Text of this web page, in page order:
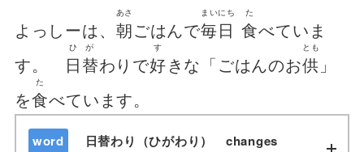
よっしーは、 朝
あさ
ごはんで毎日
まいにち
食
た
べていま
す。 日替
ひが
わりで好
す
きな「ごはんのお供
とも
」
を食
た
べています。
word
日替わり（ひがわり） changes